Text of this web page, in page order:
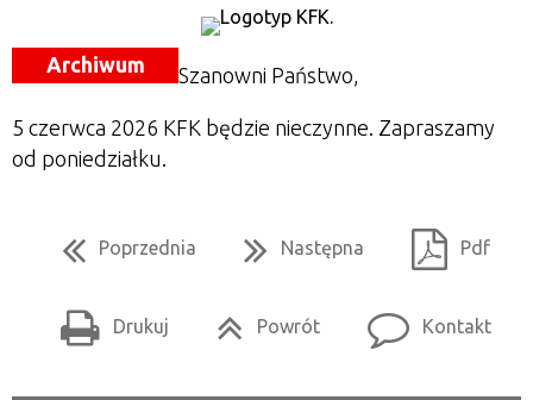
Archiwum Szanowni Państwo,
5 czerwca 2026 KFK będzie nieczynne. Zapraszamy
od poniedziałku.
Poprzednia Następna Pdf
Drukuj Powrót Kontakt